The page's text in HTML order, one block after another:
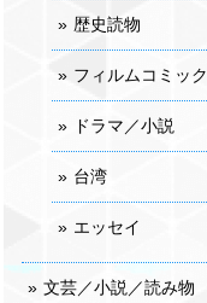
歴史読物
フィルムコミック
ドラマ／小説
台湾
エッセイ
文芸／小説／読み物